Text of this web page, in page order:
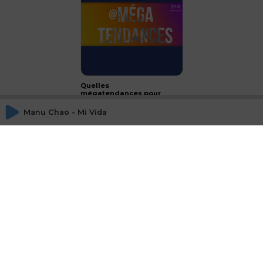
Quelles
mégatendances pour
Manu Chao - Mi Vida